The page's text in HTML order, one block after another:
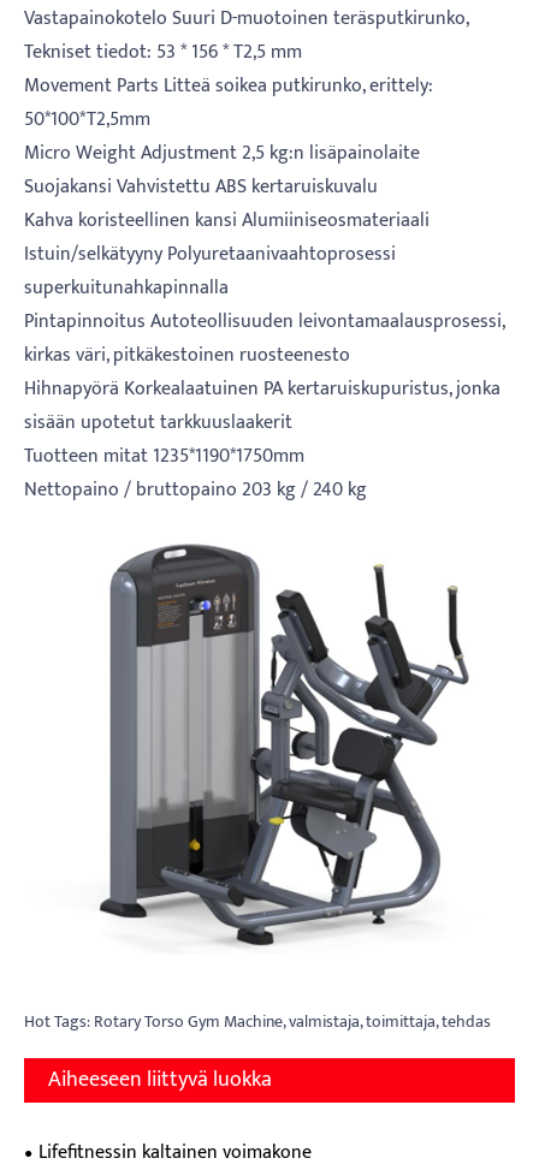
Vastapainokotelo Suuri D-muotoinen teräsputkirunko,
Tekniset tiedot: 53 * 156 * T2,5 mm
Movement Parts Litteä soikea putkirunko, erittely:
50*100*T2,5mm
Micro Weight Adjustment 2,5 kg:n lisäpainolaite
Suojakansi Vahvistettu ABS kertaruiskuvalu
Kahva koristeellinen kansi Alumiiniseosmateriaali
Istuin/selkätyyny Polyuretaanivaahtoprosessi
superkuitunahkapinnalla
Pintapinnoitus Autoteollisuuden leivontamaalausprosessi,
kirkas väri, pitkäkestoinen ruosteenesto
Hihnapyörä Korkealaatuinen PA kertaruiskupuristus, jonka
sisään upotetut tarkkuuslaakerit
Tuotteen mitat 1235*1190*1750mm
Nettopaino / bruttopaino 203 kg / 240 kg
Hot Tags: Rotary Torso Gym Machine, valmistaja, toimittaja, tehdas
Aiheeseen liittyvä luokka
Lifefitnessin kaltainen voimakone